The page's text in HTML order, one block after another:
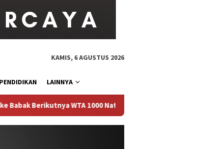
KAMIS, 6 AGUSTUS 2026
PENDIDIKAN LAINNYA
Berikutnya WTA 1000 National Bank Open 2026